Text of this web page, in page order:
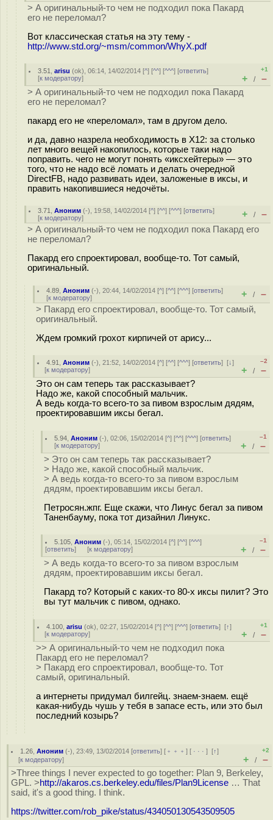
> А оригинальный-то чем не подходил пока Пакард
его не переломал?
Вот классическая статья на эту тему -
http://www.std.org/~msm/common/WhyX.pdf
3.51 ,arisu (ok), 06:14, 14/02/2014 [^] [^^] [^^^] [ответить]
[к модератору]
+1
+ / –
> А оригинальный-то чем не подходил пока Пакард
его не переломал?
пакард его не «переломал», там в другом дело.
и да, давно назрела необходимость в X12: за столько
лет много вещей накопилось, которые таки надо
поправить. чего не могут понять «иксхейтеры» — это
того, что не надо всё ломать и делать очередной
DirectFB, надо развивать идеи, заложеные в иксы, и
править накопившиеся недочёты.
3.71 ,Аноним (-), 19:58, 14/02/2014 [^] [^^] [^^^] [ответить]
[к модератору] + / –
> А оригинальный-то чем не подходил пока Пакард его
не переломал?
Пакард его спроектировал, вообще-то. Тот самый,
оригинальный.
4.89 ,Аноним (-), 20:44, 14/02/2014 [^] [^^] [^^^] [ответить]
[к модератору] + / –
> Пакард его спроектировал, вообще-то. Тот самый,
оригинальный.
Ждем громкий грохот кирпичей от арису...
4.91 ,Аноним (-), 21:52, 14/02/2014 [^] [^^] [^^^] [ответить][↓]
[к модератору]
–2
+ / –
Это он сам теперь так рассказывает?
Надо же, какой способный мальчик.
А ведь когда-то всего-то за пивом взрослым дядям,
проектировавшим иксы бегал.
5.94 ,Аноним (-), 02:06, 15/02/2014 [^] [^^] [^^^] [ответить]
[к модератору]
–1
+ / –
> Это он сам теперь так рассказывает?
> Надо же, какой способный мальчик.
> А ведь когда-то всего-то за пивом взрослым
дядям, проектировавшим иксы бегал.
Петросян.жпг. Еще скажи, что Линус бегал за пивом
Таненбауму, пока тот дизайнил Линукс.
5.105 ,Аноним (-), 05:14, 15/02/2014 [^] [^^] [^^^]
[ответить] [к модератору]
–1
+ / –
> А ведь когда-то всего-то за пивом взрослым
дядям, проектировавшим иксы бегал.
Пакард то? Который с каких-то 80-х иксы пилит? Это
вы тут мальчик с пивом, однако.
4.100 ,arisu (ok), 02:27, 15/02/2014 [^] [^^] [^^^] [ответить][↑]
[к модератору]
+1
+ / –
>> А оригинальный-то чем не подходил пока
Пакард его не переломал?
> Пакард его спроектировал, вообще-то. Тот
самый, оригинальный.
а интернеты придумал билгейц. знаем-знаем. ещё
какая-нибудь чушь у тебя в запасе есть, или это был
последний козырь?
1.26 ,Аноним (-), 23:49, 13/02/2014 [ответить] [ ﹢﹢﹢] [ · · ·][↑]
[к модератору]
+2
+ / –
>Three things I never expected to go together: Plan 9, Berkeley,
GPL. >http://akaros.cs.berkeley.edu/files/Plan9License … That
said, it's a good thing. I think.
https://twitter.com/rob_pike/status/434050130543509505